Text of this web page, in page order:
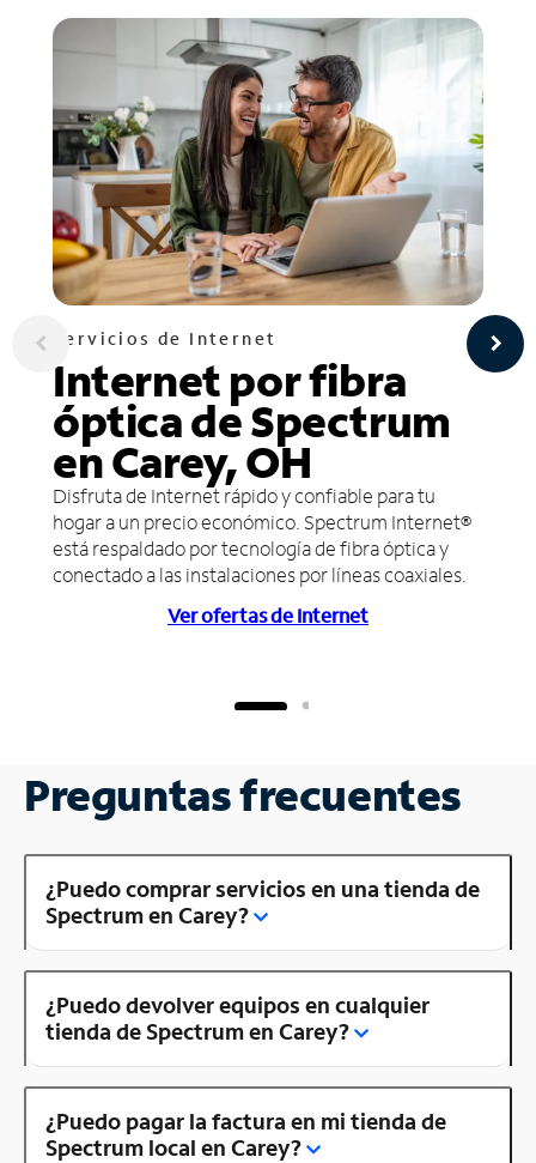
Servicios de Internet
Internet por fibra
óptica de Spectrum
en Carey, OH
Disfruta de Internet rápido y confiable para tu
hogar a un precio económico. Spectrum Internet®
está respaldado por tecnología de fibra óptica y
conectado a las instalaciones por líneas coaxiales.
Ver ofertas de Internet
Preguntas frecuentes
¿Puedo comprar servicios en una tienda de
Spectrum en Carey?
¿Puedo devolver equipos en cualquier
tienda de Spectrum en Carey?
¿Puedo pagar la factura en mi tienda de
Spectrum local en Carey?